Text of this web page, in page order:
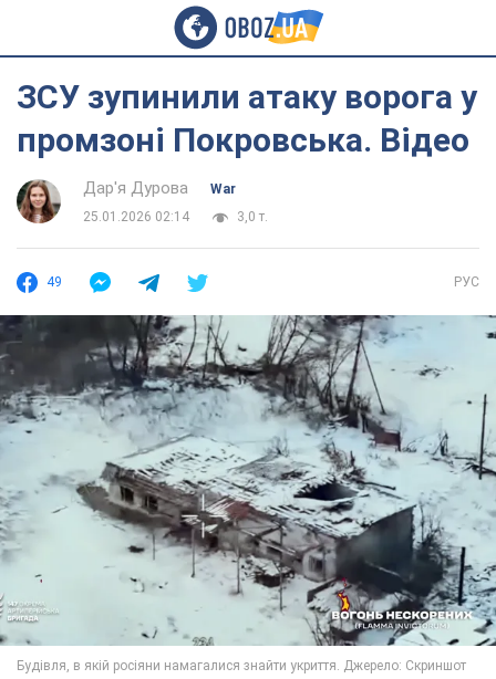
ЗСУ зупинили атаку ворога у
промзоні Покровська. Відео
Дар'я Дурова
War
25.01.2026 02:14
3,0 т.
49 РУС